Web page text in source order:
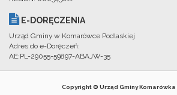
E-DORĘCZENIA
Urząd Gminy w Komarówce Podlaskiej
Adres do e-Doręczeń:
AE:PL-29055-59897-ABAJW-35
Copyright © Urząd Gminy